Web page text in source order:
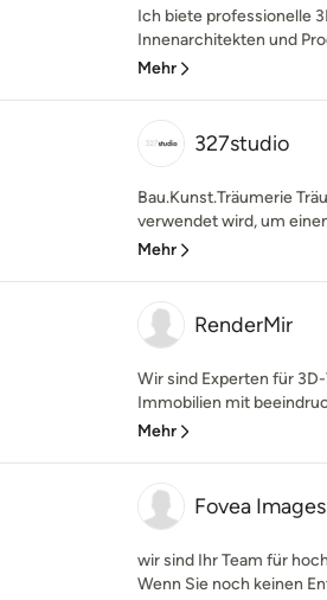
Ich biete professionelle
Innenarchitekten und
Mehr
327studio
Bau.Kunst.Träumerie
verwendet wird, um
Mehr
RenderMir
Wir sind Experten für
Immobilien mit
Mehr
Fovea Images
wir sind Ihr Team für
Wenn Sie noch keinen